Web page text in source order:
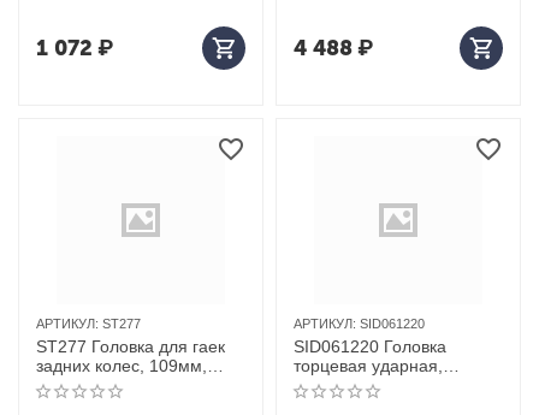
1 072 ₽ 4 488₽
АРТИКУЛ: ST277
ST277 Головка для гаек
задних колес, 109мм,
DR41мм, 8граней для
BPW
АРТИКУЛ: SID061220
SID061220 Головка
торцевая ударная,
глубокая ROSSVIK, 1/2",
20мм